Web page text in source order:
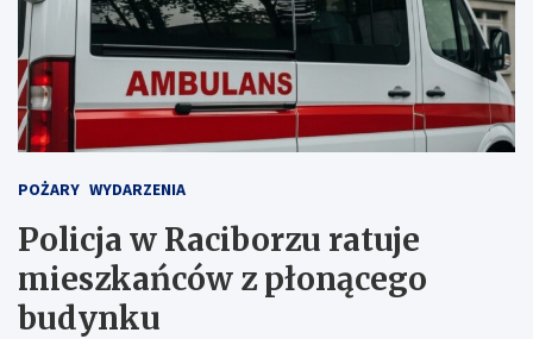
POŻARY WYDARZENIA
Policja w Raciborzu ratuje
mieszkańców z płonącego
budynku